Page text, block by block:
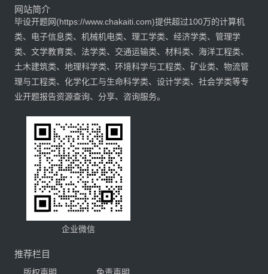
网站简介
毕设开题网(https://www.chakaiti.com)提供超过100万的计算机
类、电子信息类、机械机电类、理工学类、经济学类、管理学
类、文学教育类、法学类、交通运输类、材料类、海洋工程类、
土木建筑类、地理科学类、环境科学与工程类、矿业类、物流管
理与工程类、化学化工与生命科学类、设计学类、社会学类等专
业开题报告资源查询、分享、咨询服务。
企业微信
推荐栏目
版权声明 免责声明